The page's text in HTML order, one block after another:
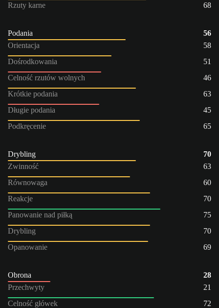
Rzuty karne
68
Podania
56
Orientacja
58
Dośrodkowania
51
Celność rzutów wolnych
46
Krótkie podania
63
Długie podania
45
Podkręcenie
65
Drybling
70
Zwinność
63
Równowaga
60
Reakcje
70
Panowanie nad piłką
75
Drybling
70
Opanowanie
69
Obrona
28
Przechwyty
21
Celność główek
72